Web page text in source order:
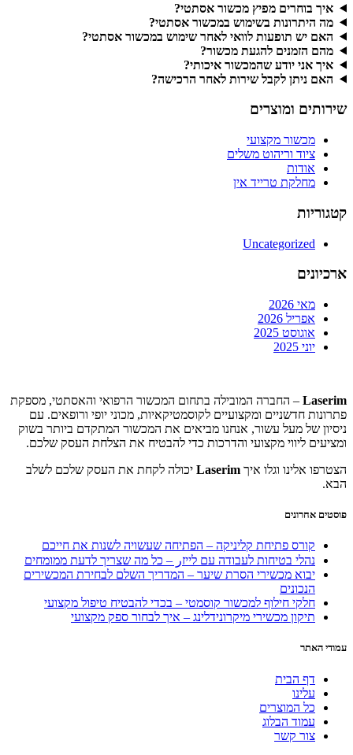
איך בוחרים מפיץ מכשור אסתטי?
מה היתרונות בשימוש במכשור אסתטי?
האם יש תופעות לוואי לאחר שימוש במכשור אסתטי?
מהם הזמנים להגעת מכשור?
איך אני יודע שהמכשור איכותי?
האם ניתן לקבל שירות לאחר הרכישה?
שירותים ומוצרים
מכשור מקצועי
ציוד וריהוט משלים
אודות
מחלקת טרייד אין
קטגוריות
Uncategorized
ארכיונים
מאי 2026
אפריל 2026
אוגוסט 2025
יוני 2025
Laserim – החברה המובילה בתחום המכשור הרפואי והאסתטי, מספקת
פתרונות חדשניים ומקצועיים לקוסמטיקאיות, מכוני יופי ורופאים. עם
ניסיון של מעל עשור, אנחנו מביאים את המכשור המתקדם ביותר בשוק
ומציעים ליווי מקצועי והדרכות כדי להבטיח את הצלחת העסק שלכם.
הצטרפו אלינו וגלו איך Laserim יכולה לקחת את העסק שלכם לשלב
הבא.
פוסטים אחרונים
קורס פתיחת קליניקה – הפתיחה שעשויה לשנות את חייכם
נהלי בטיחות לעבודה עם לייזر – כל מה שצריך לדעת ממומחים
יבוא מכשירי הסרת שיער – המדריך השלם לבחירת המכשירים
הנכונים
חלקי חילוף למכשור קוסמטי – בכדי להבטיח טיפול מקצועי
תיקון מכשירי מיקרונידלינג – איך לבחור ספק מקצועי
עמודי האתר
דף הבית
עלינו
כל המוצרים
עמוד הבלוג
צור קשר